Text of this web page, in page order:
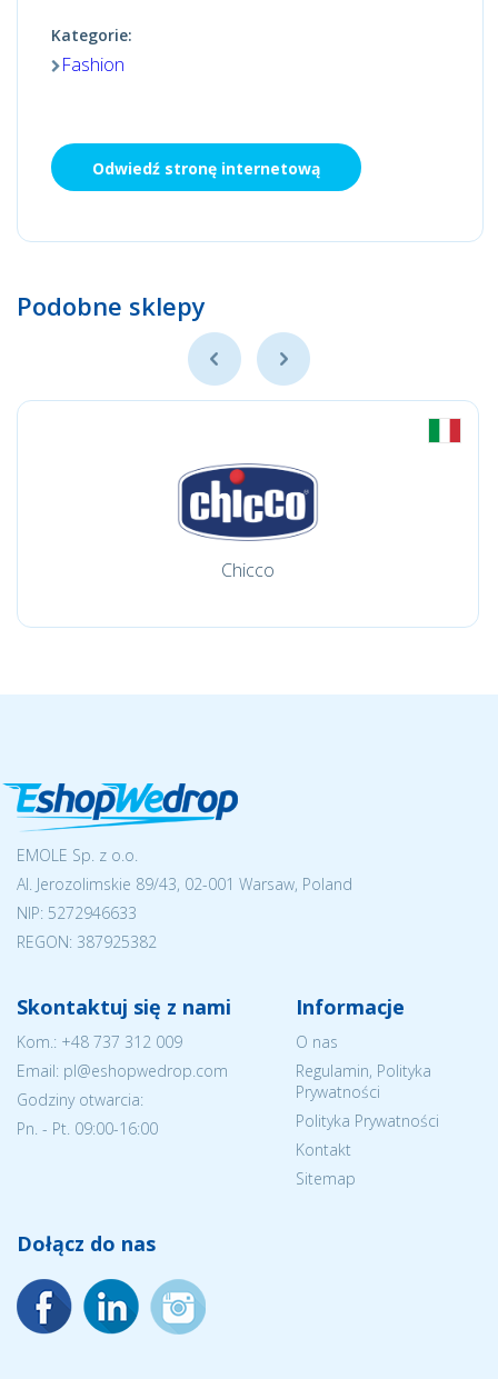
Kategorie:
Fashion
Odwiedź stronę internetową
Podobne sklepy
Chicco
EMOLE Sp. z o.o.
Al. Jerozolimskie 89/43, 02-001 Warsaw, Poland
NIP: 5272946633
REGON: 387925382
Skontaktuj się z nami
Kom.: +48 737 312 009
Email: pl@eshopwedrop.com
Godziny otwarcia:
Pn. - Pt. 09:00-16:00
Informacje
O nas
Regulamin, Polityka
Prywatności
Polityka Prywatności
Kontakt
Sitemap
Dołącz do nas